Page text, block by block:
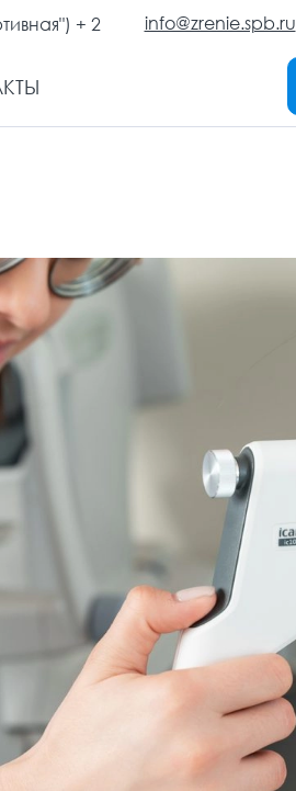
+ 2 info@zrenie.spb.ru